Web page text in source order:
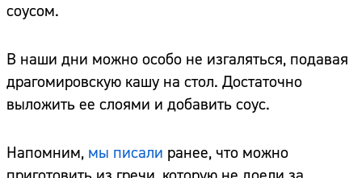
соусом.
В наши дни можно особо не изгаляться, подавая
драгомировскую кашу на стол. Достаточно
выложить ее слоями и добавить соус.
Напомним, мы писали ранее, что можно